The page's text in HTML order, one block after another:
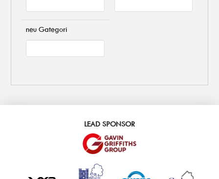
neu Gategori
LEAD SPONSOR